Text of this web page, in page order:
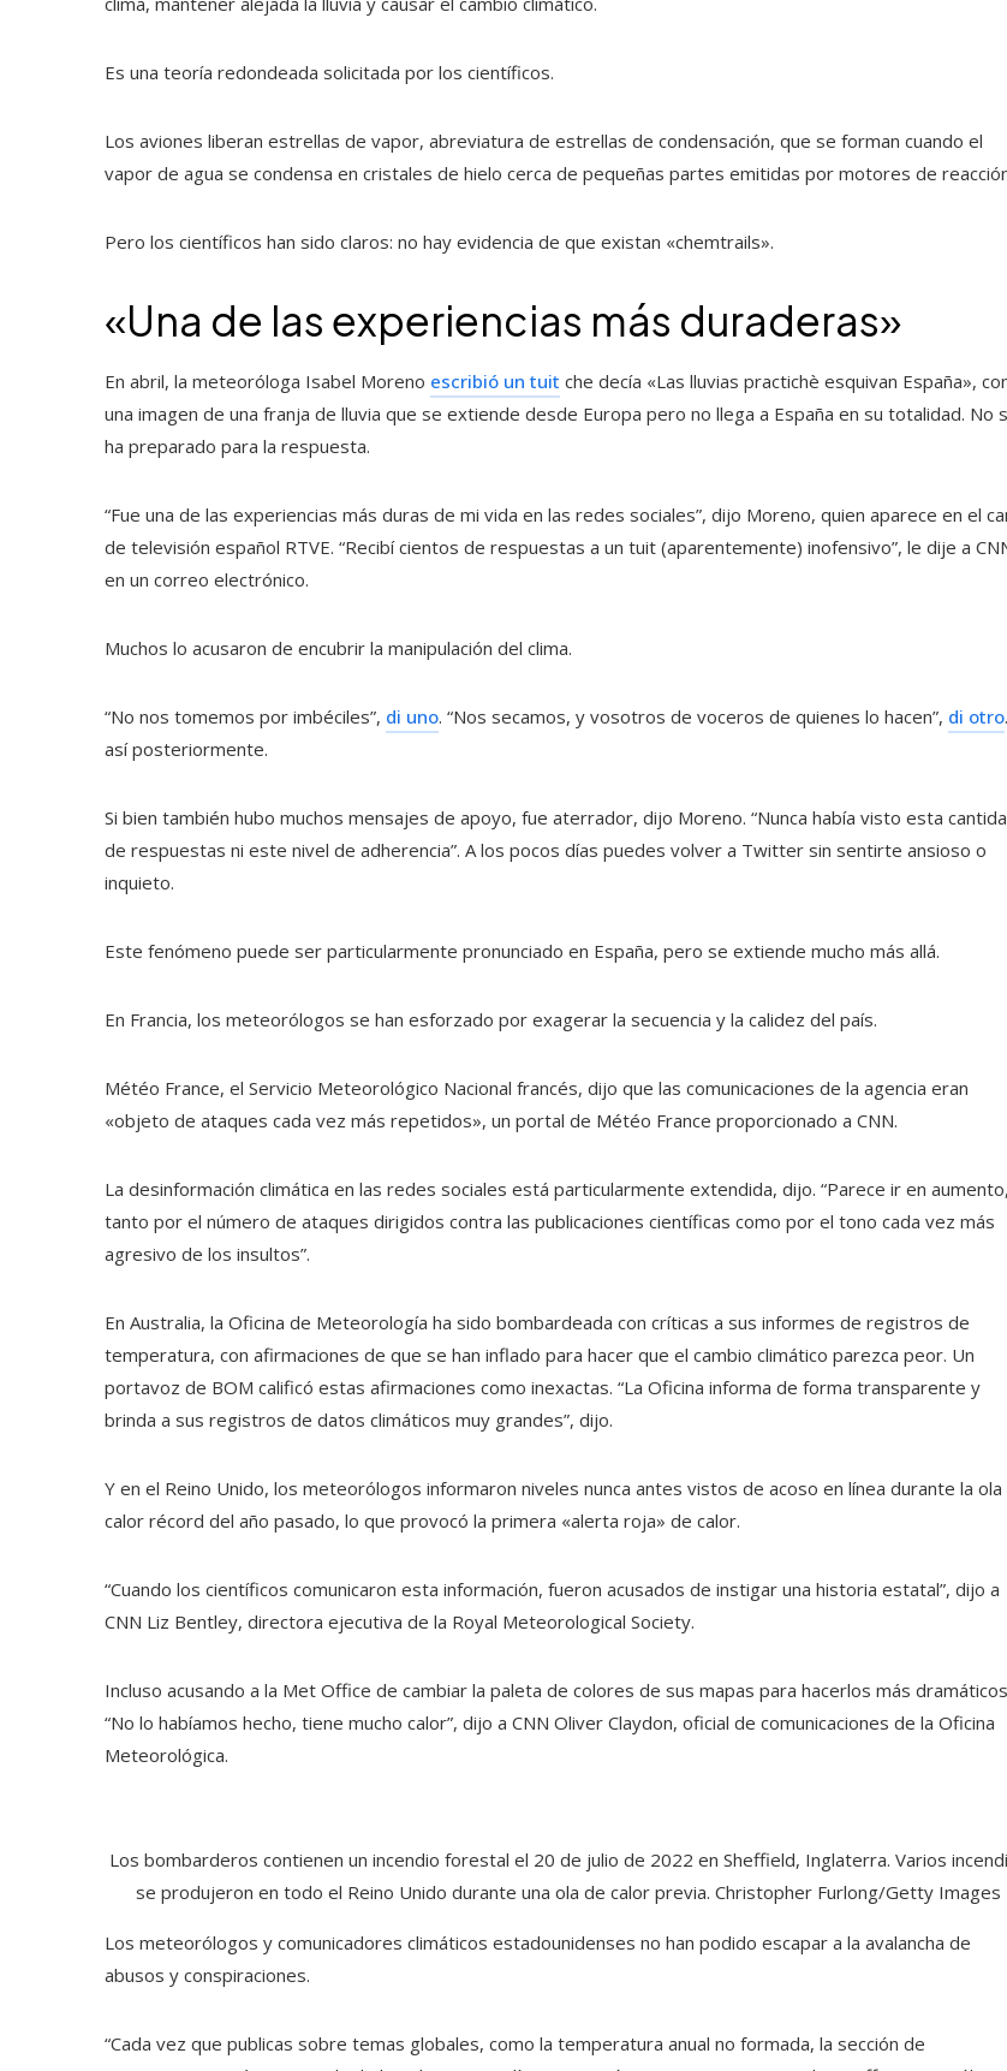
Es una teoría redondeada solicitada por los científicos.
Los aviones liberan estrellas de vapor, abreviatura de estrellas de condensación, que se forman cuando el
vapor de agua se condensa en cristales de hielo cerca de pequeñas partes emitidas por motores de
Pero los científicos han sido claros: no hay evidencia de que existan «chemtrails».
«Una de las experiencias más duraderas»
En abril, la meteoróloga Isabel Moreno escribió un tuit che decía «Las lluvias practichè esquivan España»,
una imagen de una franja de lluvia que se extiende desde Europa pero no llega a España en su totalidad. No
ha preparado para la respuesta.
“Fue una de las experiencias más duras de mi vida en las redes sociales”, dijo Moreno, quien aparece en el
de televisión español RTVE. “Recibí cientos de respuestas a un tuit (aparentemente) inofensivo”, le dije a
en un correo electrónico.
Muchos lo acusaron de encubrir la manipulación del clima.
“No nos tomemos por imbéciles”, di uno. “Nos secamos, y vosotros de voceros de quienes lo hacen”, di otro
así posteriormente.
Si bien también hubo muchos mensajes de apoyo, fue aterrador, dijo Moreno. “Nunca había visto esta
de respuestas ni este nivel de adherencia”. A los pocos días puedes volver a Twitter sin sentirte ansioso o
inquieto.
Este fenómeno puede ser particularmente pronunciado en España, pero se extiende mucho más allá.
En Francia, los meteorólogos se han esforzado por exagerar la secuencia y la calidez del país.
Météo France, el Servicio Meteorológico Nacional francés, dijo que las comunicaciones de la agencia eran
«objeto de ataques cada vez más repetidos», un portal de Météo France proporcionado a CNN.
La desinformación climática en las redes sociales está particularmente extendida, dijo. “Parece ir en aumento,
tanto por el número de ataques dirigidos contra las publicaciones científicas como por el tono cada vez más
agresivo de los insultos”.
En Australia, la Oficina de Meteorología ha sido bombardeada con críticas a sus informes de registros de
temperatura, con afirmaciones de que se han inflado para hacer que el cambio climático parezca peor. Un
portavoz de BOM calificó estas afirmaciones como inexactas. “La Oficina informa de forma transparente y
brinda a sus registros de datos climáticos muy grandes”, dijo.
Y en el Reino Unido, los meteorólogos informaron niveles nunca antes vistos de acoso en línea durante la ola
calor récord del año pasado, lo que provocó la primera «alerta roja» de calor.
“Cuando los científicos comunicaron esta información, fueron acusados ​​de instigar una historia estatal”, dijo a
CNN Liz Bentley, directora ejecutiva de la Royal Meteorological Society.
Incluso acusando a la Met Office de cambiar la paleta de colores de sus mapas para hacerlos más
“No lo habíamos hecho, tiene mucho calor”, dijo a CNN Oliver Claydon, oficial de comunicaciones de la Oficina
Meteorológica.
Los bombarderos contienen un incendio forestal el 20 de julio de 2022 en Sheffield, Inglaterra. Varios
se produjeron en todo el Reino Unido durante una ola de calor previa. Christopher Furlong/Getty Images
Los meteorólogos y comunicadores climáticos estadounidenses no han podido escapar a la avalancha de
abusos y conspiraciones.
“Cada vez que publicas sobre temas globales, como la temperatura anual no formada, la sección de